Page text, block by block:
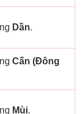
Dần.
Cấn (Đông
Mùi.